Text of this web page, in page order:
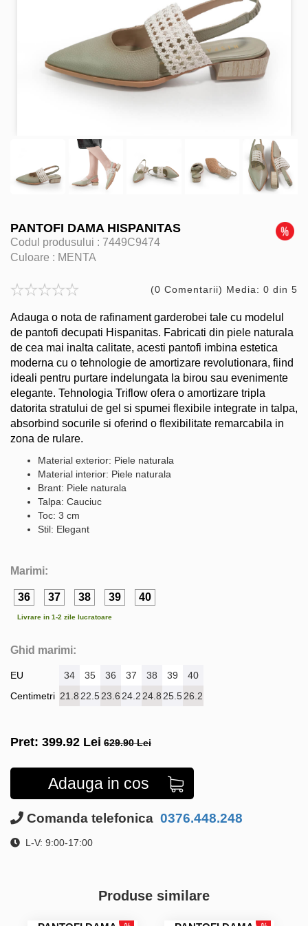
PANTOFI DAMA HISPANITAS
Codul produsului : 7449C9474
Culoare : MENTA
(0 Comentarii) Media: 0 din 5
Adauga o nota de rafinament garderobei tale cu modelul
de pantofi decupati Hispanitas. Fabricati din piele naturala
de cea mai inalta calitate, acesti pantofi imbina estetica
moderna cu o tehnologie de amortizare revolutionara, fiind
ideali pentru purtare indelungata la birou sau evenimente
elegante. Tehnologia Triflow ofera o amortizare tripla
datorita stratului de gel si spumei flexibile integrate in talpa,
absorbind socurile si oferind o flexibilitate remarcabila in
zona de rulare.
Material exterior: Piele naturala
Material interior: Piele naturala
Brant: Piele naturala
Talpa: Cauciuc
Toc: 3 cm
Stil: Elegant
Marimi:
36 37 38 39 40
Livrare in 1-2 zile lucratoare
Ghid marimi:
EU
Centimetri
34 35 36 37 38 39
40
21.8 22.523.6 24.2 24.8 25.526.2
Pret: 399.92 Lei 629.90 Lei
Adauga in cos
Comanda telefonica 0376.448.248
L-V: 9:00-17:00
Produse similare